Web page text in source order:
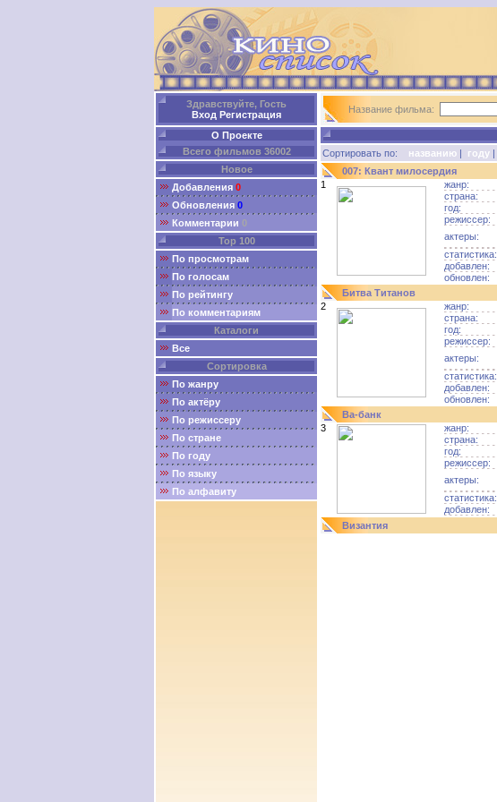
Здравствуйте, Гость
Вход Регистрация
О Проекте
Всего фильмов 36002
Новое
Добавления 0
Обновления 0
Комментарии 0
Top 100
По просмотрам
По голосам
По рейтингу
По комментариям
Каталоги
Все
Сортировка
По жанру
По актёру
По режиссеру
По стране
По году
По языку
По алфавиту
Название фильма:
Сортировать по: названию | году |
007: Квант милосердия
1
жанр:
страна:
год:
режиссер:
актеры:
статистика:
добавлен:
обновлен:
Битва Титанов
2
жанр:
страна:
год:
режиссер:
актеры:
статистика:
добавлен:
обновлен:
Ва-банк
3
жанр:
страна:
год:
режиссер:
актеры:
статистика:
добавлен:
Византия